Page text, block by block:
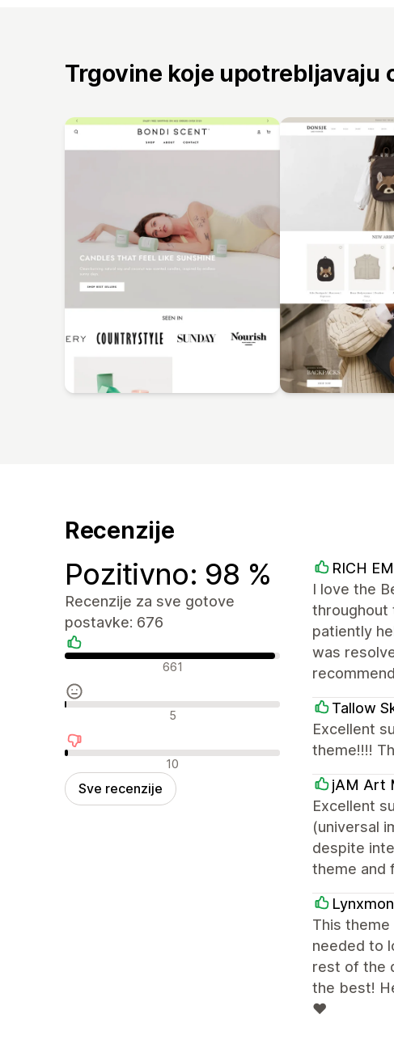
Trgovine koje upotrebljavaju
Recenzije
Pozitivno: 98 %
Recenzije za sve gotove
postavke: 676
Pozitivne recenzije
661
Neutralne recenzije
5
Negativne recenzije
10
Sve recenzije
RICH
I love the
throughout
patiently
was
Tallow
Excellent
theme!!!!
jAM Art
Excellent
(universal
despite
theme and
This
needed to
rest of the
the best!
❤